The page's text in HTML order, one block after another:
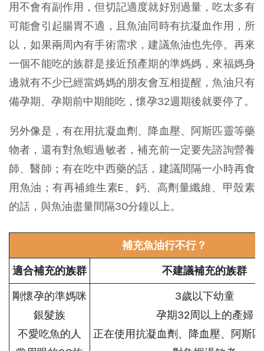
用不會有副作用，但切記適度就好別過量，吃太多有
可能會引起腸胃不適，且魚油同時有抗凝血作用，所
以，如果兩周內有手術需求，建議魚油也先停。再來
一個不能吃的族群是接近預產期的準媽媽，來福媽身
邊就有不少已經當媽媽的朋友會互相提醒，魚油只有
備孕期、孕期前中期能吃，懷孕32週期後就要停了。
另外像是，有在用抗凝血劑、降血壓、阿斯匹靈等藥
物者，還有對魚蝦過敏者，補充前一定要先諮詢營養
師、醫師；有在吃中西藥的話，建議間隔一小時再食
用魚油；有再補維生素E、鈣、高劑量纖維、甲殼素
的話，與魚油盡量間隔30分鐘以上。
補充魚油行不行？
適合補充的族群 不建議補充的族群
剛懷孕的準媽咪
銀髮族
不愛吃魚的人
3歲以下幼童
孕期32周以上的產婦
正在使用抗凝血劑、降血壓、阿斯